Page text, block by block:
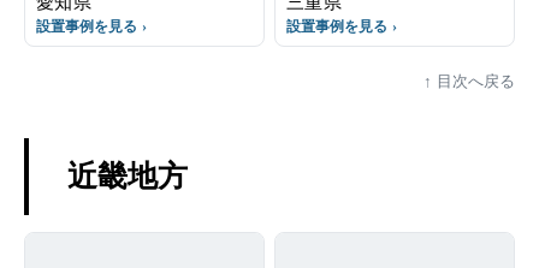
設置事例を見る 設置事例を見る
目次へ戻る
近畿地方